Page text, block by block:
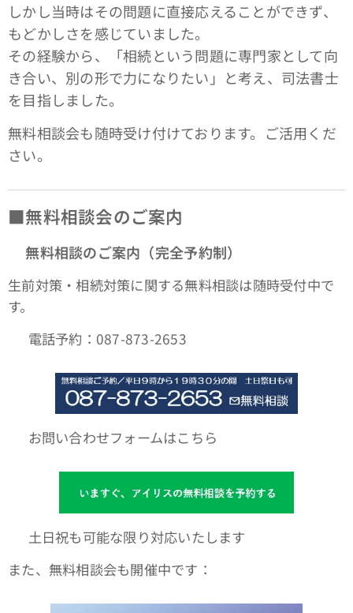
しかし当時はその問題に直接応えることができず、
もどかしさを感じていました。
その経験から、「相続という問題に専門家として向
き合い、別の形で力になりたい」と考え、司法書士
を目指しました。
無料相談会も随時受け付けております。ご活用くだ
さい。
■無料相談会のご案内
無料相談のご案内（完全予約制）
生前対策・相続対策に関する無料相談は随時受付中で
す。
📞 電話予約：087-873-2653
🌐 お問い合わせフォームはこちら
📆 土日祝も可能な限り対応いたします
また、無料相談会も開催中です：